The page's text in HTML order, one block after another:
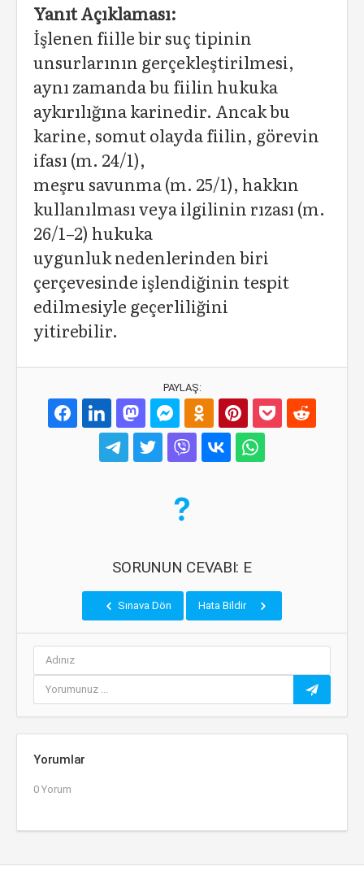
Yanıt Açıklaması:
İşlenen fiille bir suç tipinin
unsurlarının gerçekleştirilmesi,
aynı zamanda bu fiilin hukuka
aykırılığına karinedir. Ancak bu
karine, somut olayda fiilin, görevin
ifası (m. 24/1),
meşru savunma (m. 25/1), hakkın
kullanılması veya ilgilinin rızası (m.
26/1–2) hukuka
uygunluk nedenlerinden biri
çerçevesinde işlendiğinin tespit
edilmesiyle geçerliliğini
yitirebilir.
PAYLAŞ:
SORUNUN CEVABI: E
Sınava Dön Hata Bildir
Yorumlar
0 Yorum